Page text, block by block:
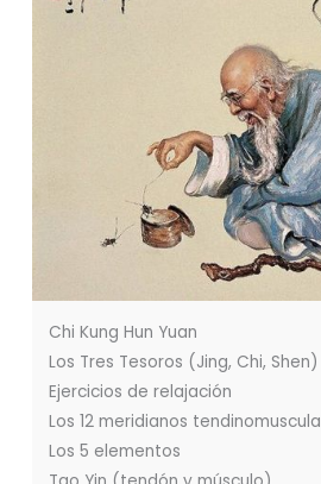
Chi Kung Hun Yuan
Los Tres Tesoros (Jing, Chi, Shen)
Ejercicios de relajación
Los 12 meridianos
Los 5 elementos